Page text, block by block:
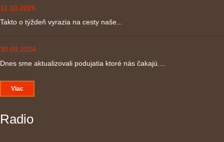
11.10.2025
Takto o týždeň vyrazia na cesty naše...
30.09.2024
Dnes sme aktualizovali podujatia ktoré nás čakajú....
Viac
Radio